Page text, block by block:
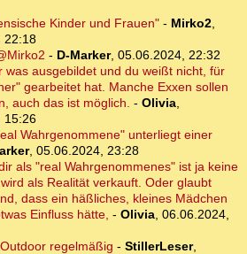
Kinder und Frauen"- Mirko2,
22:18
- D-Marker, 05.06.2024, 22:32
was ausgebildet und du weißt nicht, für
gearbeitet hat. Manche Exxen sollen
auch das ist möglich. - Olivia,
15:26
Wahrgenommene" unterliegt einer
, 05.06.2024, 23:28
als "real Wahrgenommenes" ist ja keine
als Realität verkauft. Oder glaubt
dass ein häßliches, kleines Mädchen
Einfluss hätte, - Olivia, 06.06.2024,
regelmäßig - StillerLeser,